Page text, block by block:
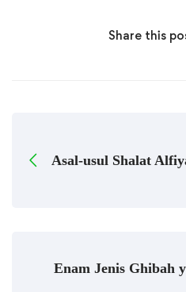
Share this
Asal-usul Shalat
Enam Jenis Ghibah